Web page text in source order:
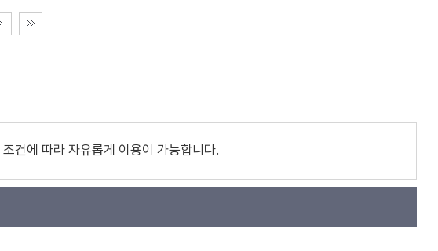
조건에 따라 자유롭게 이용이 가능합니다.